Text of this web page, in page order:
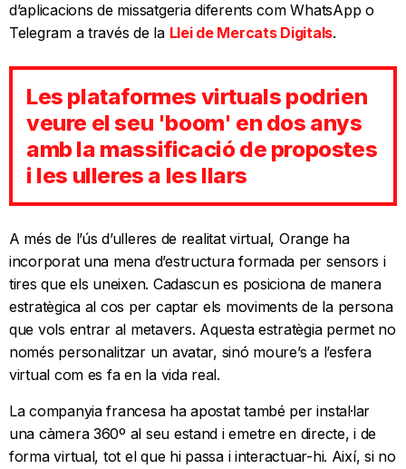
d’aplicacions de missatgeria diferents com WhatsApp o
Telegram a través de la Llei de Mercats Digitals.
Les plataformes virtuals podrien
veure el seu 'boom' en dos anys
amb la massificació de propostes
i les ulleres a les llars
A més de l’ús d’ulleres de realitat virtual, Orange ha
incorporat una mena d’estructura formada per sensors i
tires que els uneixen. Cadascun es posiciona de manera
estratègica al cos per captar els moviments de la persona
que vols entrar al metavers. Aquesta estratègia permet no
només personalitzar un avatar, sinó moure’s a l’esfera
virtual com es fa en la vida real.
La companyia francesa ha apostat també per instal·lar
una càmera 360º al seu estand i emetre en directe, i de
forma virtual, tot el que hi passa i interactuar-hi. Així, si no